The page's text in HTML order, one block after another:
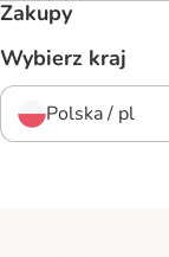
Zakupy
Wybierz kraj
Polska / pl